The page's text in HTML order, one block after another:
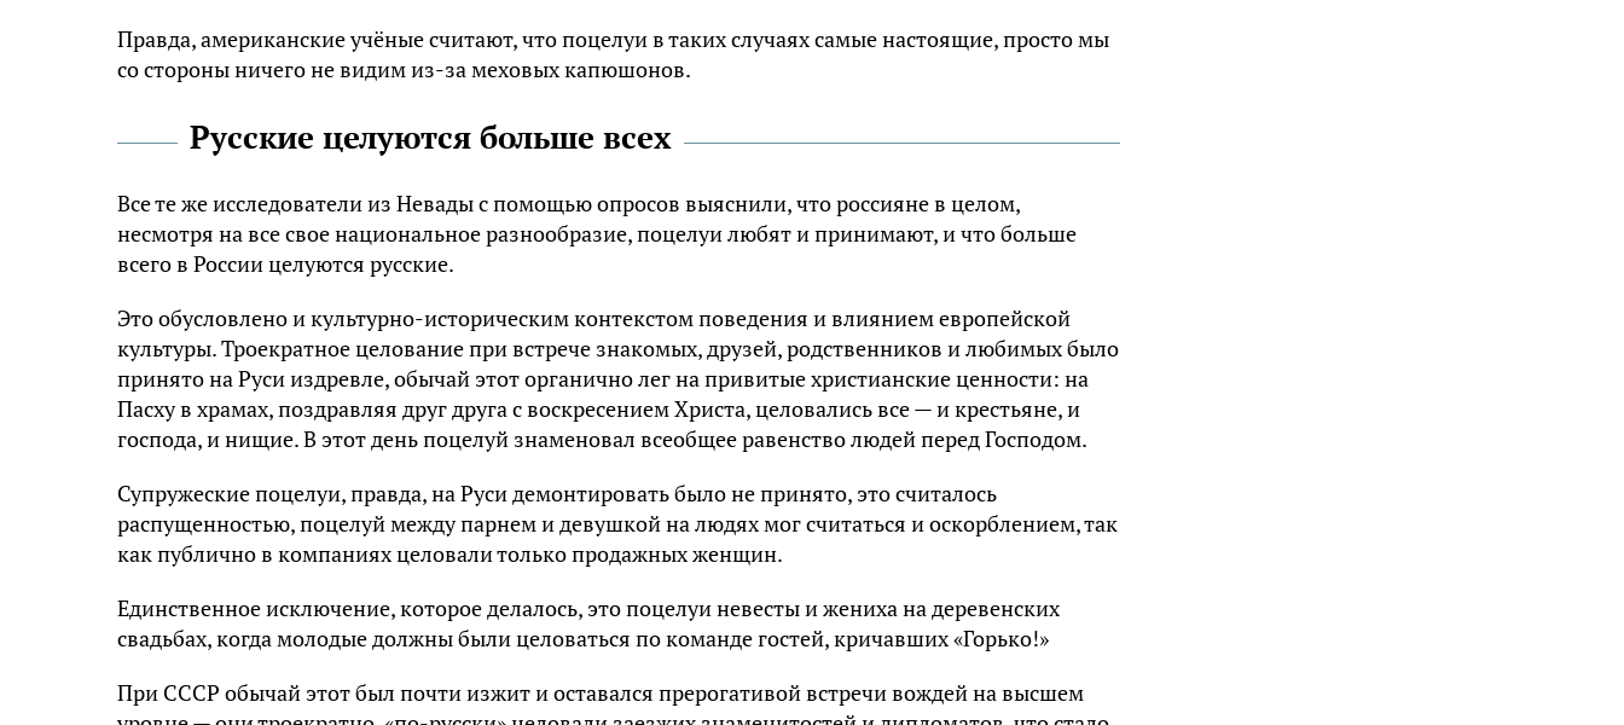
Правда, американские учёные считают, что поцелуи в таких случаях самые настоящие, просто мы
со стороны ничего не видим из-за меховых капюшонов.
Русские целуются больше всех
Все те же исследователи из Невады с помощью опросов выяснили, что россияне в целом,
несмотря на все свое национальное разнообразие, поцелуи любят и принимают, и что больше
всего в России целуются русские.
Это обусловлено и культурно-историческим контекстом поведения и влиянием европейской
культуры. Троекратное целование при встрече знакомых, друзей, родственников и любимых было
принято на Руси издревле, обычай этот органично лег на привитые христианские ценности: на
Пасху в храмах, поздравляя друг друга с воскресением Христа, целовались все — и крестьяне, и
господа, и нищие. В этот день поцелуй знаменовал всеобщее равенство людей перед Господом.
Супружеские поцелуи, правда, на Руси демонтировать было не принято, это считалось
распущенностью, поцелуй между парнем и девушкой на людях мог считаться и оскорблением, так
как публично в компаниях целовали только продажных женщин.
Единственное исключение, которое делалось, это поцелуи невесты и жениха на деревенских
свадьбах, когда молодые должны были целоваться по команде гостей, кричавших «Горько!»
При СССР обычай этот был почти изжит и оставался прерогативой встречи вождей на высшем